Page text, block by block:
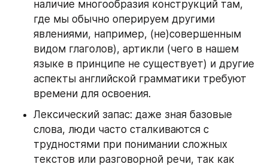
наличие многообразия конструкций там,
где мы обычно оперируем другими
явлениями, например, (не)совершенным
видом глаголов), артикли (чего в нашем
языке в принципе не существует) и другие
аспекты английской грамматики требуют
времени для освоения.
Лексический запас: даже зная базовые
слова, люди часто сталкиваются с
трудностями при понимании сложных
текстов или разговорной речи, так как